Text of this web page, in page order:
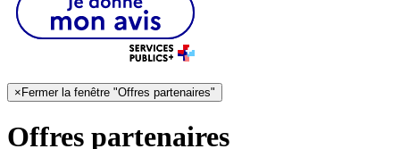
× Fermer la fenêtre "Offres partenaires"
Offres partenaires